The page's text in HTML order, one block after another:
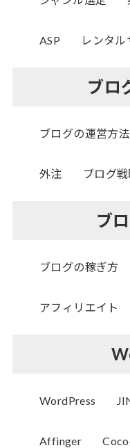
ASP レンタル
ブロ
ブログの運営方法
外注 ブログ
ブ
ブログの稼ぎ方
アフィリエイト
WordPress
Affinger